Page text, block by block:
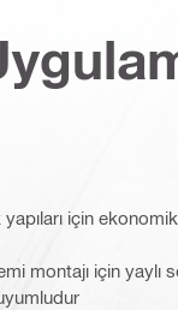
için
montajı için yaylı